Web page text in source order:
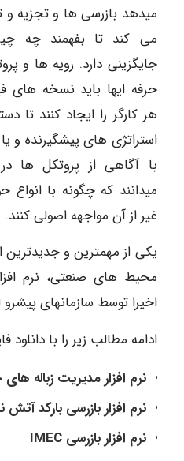
میدهد بازرسی ها و تجزیه و
می کند تا بفهمند چه
جایگزینی دارد. رویه ها و
حرفه ایها باید نسخه های
هر کارگر را ایجاد کنند
استراتژی های پیشگیرنده و
با آگاهی از پروتکل ها در
میدانند که چگونه با
غیر از آن مواجهه اصولی کنند.
یکی از مهمترین و جدیدترین
محیط های صنعتی، نرم
اخیرا توسط سازمانهای
ادامه مطالب زیر را با
نرم افزار مدیریت زباله
نرم افزار بازرسی بارکد آتش
نرم افزار بازرسی IMEC